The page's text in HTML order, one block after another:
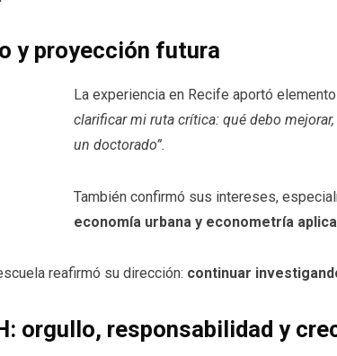
y proyección futura
La experiencia en Recife aportó
clarificar mi ruta crítica: qué debo
un doctorado”.
También confirmó sus intereses,
economía urbana y econometría
reafirmó su dirección: continuar
orgullo, responsabilidad y